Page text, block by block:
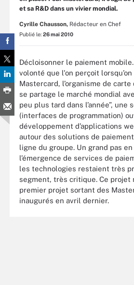
et sa R&D dans un vivier mondial.
Cyrille Chausson, Rédacteur en Chef
Publié le: 26 mai 2010
Décloisonner le paiement mobile.
volonté que l'on perçoit
Mastercard, l’organisme de carte
se partage le marché mondial
peu plus tard dans l’année”, une
(interfaces de programmation)
développement d’applications
autour des solutions de
ligne du groupe. Un grand pas
l’émergence de services de
les technologies restaient très
segment, très critique. Ce projet
premier projet sortant des
inaugurés en avril dernier.